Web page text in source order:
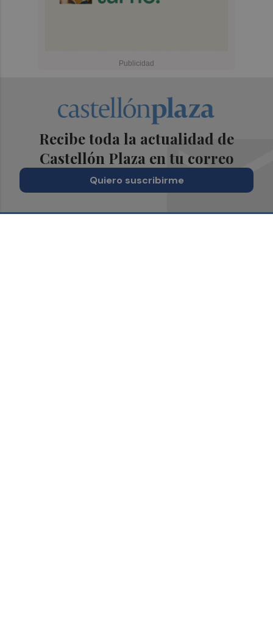
Recibe toda la actualidad de
Castellón Plaza en tu correo
Quiero suscribirme